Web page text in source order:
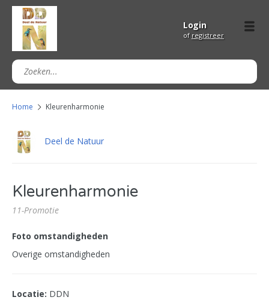
Login
of registreer
Home Kleurenharmonie
Deel de Natuur
Kleurenharmonie
11-Promotie
Foto omstandigheden
Overige omstandigheden
Locatie: DDN